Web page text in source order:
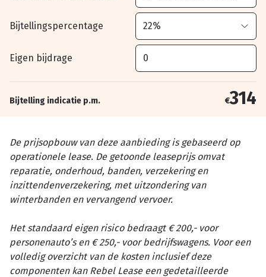
Bijtellingspercentage
Eigen bijdrage
Bijtelling indicatie p.m. €314
De prijsopbouw van deze aanbieding is gebaseerd op
operationele lease. De getoonde leaseprijs omvat
reparatie, onderhoud, banden, verzekering en
inzittendenverzekering, met uitzondering van
winterbanden en vervangend vervoer.
Het standaard eigen risico bedraagt € 200,- voor
personenauto’s en € 250,- voor bedrijfswagens. Voor een
volledig overzicht van de kosten inclusief deze
componenten kan Rebel Lease een gedetailleerde